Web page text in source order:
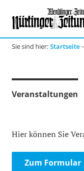
Sie sind hier: Startseite
Veranstaltungen
Hier können Sie
Zum Formular